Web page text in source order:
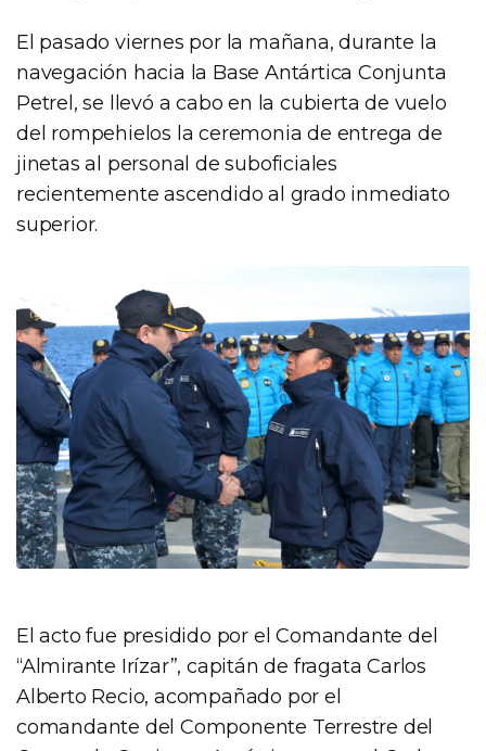
El pasado viernes por la mañana, durante la
navegación hacia la Base Antártica Conjunta
Petrel, se llevó a cabo en la cubierta de vuelo
del rompehielos la ceremonia de entrega de
jinetas al personal de suboficiales
recientemente ascendido al grado inmediato
superior.
El acto fue presidido por el Comandante del
“Almirante Irízar”, capitán de fragata Carlos
Alberto Recio, acompañado por el
comandante del Componente Terrestre del